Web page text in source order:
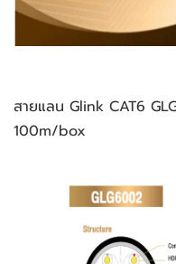
สายแลน Glink CAT6
100m/box